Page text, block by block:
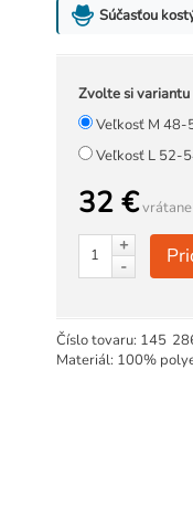
Súčasťou
Zvolte si variantu
Veľkosť M 48-
Veľkosť L 52-
32 €vrátane
+
-
Číslo tovaru: 145
Materiál: 100%